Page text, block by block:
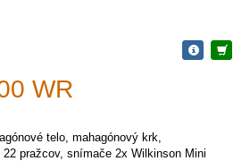
WR
telo, mahagónový krk,
pražcov, snímače 2x Wilkinson Mini